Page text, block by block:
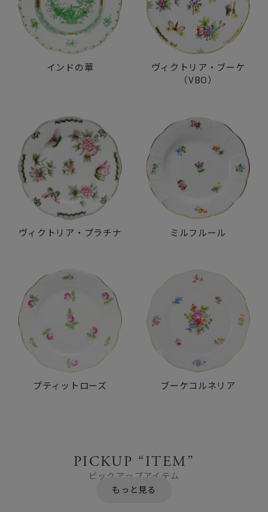
インドの華
ヴィクトリア・ブーケ
（VBO）
ヴィクトリア・プラチナ ミルフルール
プティットローズ ブーケコルネリア
PICKUP “ITEM”
ピックアップアイテム